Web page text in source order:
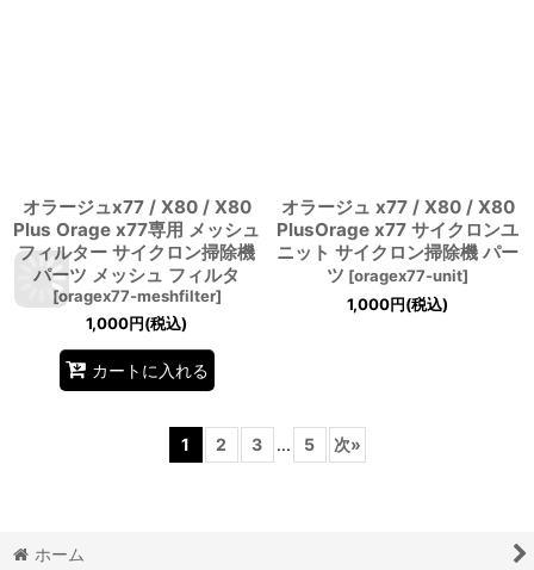
オラージュx77 / X80 / X80
Plus Orage x77専用 メッシュ
フィルター サイクロン掃除機
パーツ メッシュ フィルタ
[oragex77-meshfilter]
1,000円(税込)
カートに入れる
オラージュ x77 / X80 / X80
PlusOrage x77 サイクロンユ
ニット サイクロン掃除機 パー
ツ [oragex77-unit]
1,000円(税込)
1 2 3 ... 5 次»
ホーム